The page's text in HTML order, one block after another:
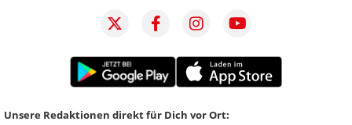
Unsere Redaktionen direkt für Dich vor Ort: